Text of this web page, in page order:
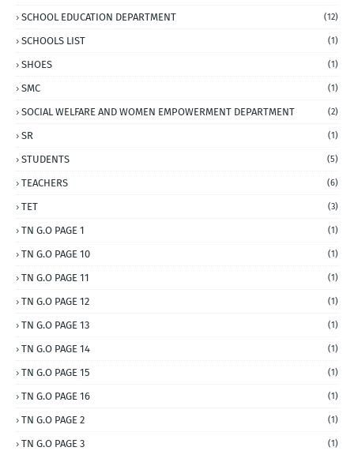
SCHOOL EDUCATION DEPARTMENT (12)
SCHOOLS LIST (1)
SHOES (1)
SMC (1)
SOCIAL WELFARE AND WOMEN EMPOWERMENT DEPARTMENT (2)
SR (1)
STUDENTS (5)
TEACHERS (6)
TET (3)
TN G.O PAGE 1 (1)
TN G.O PAGE 10 (1)
TN G.O PAGE 11 (1)
TN G.O PAGE 12 (1)
TN G.O PAGE 13 (1)
TN G.O PAGE 14 (1)
TN G.O PAGE 15 (1)
TN G.O PAGE 16 (1)
TN G.O PAGE 2 (1)
TN G.O PAGE 3 (1)